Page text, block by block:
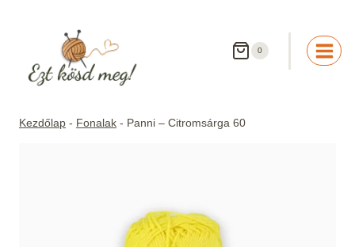
0
Kezdőlap - Fonalak - Panni – Citromsárga 60